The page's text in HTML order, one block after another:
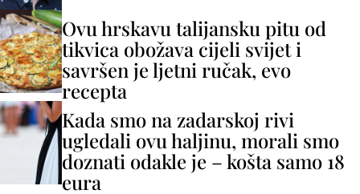
Ovu hrskavu talijansku pitu od
tikvica obožava cijeli svijet i
savršen je ljetni ručak, evo
recepta
Kada smo na zadarskoj rivi
ugledali ovu haljinu, morali smo
doznati odakle je – košta samo 18
eura